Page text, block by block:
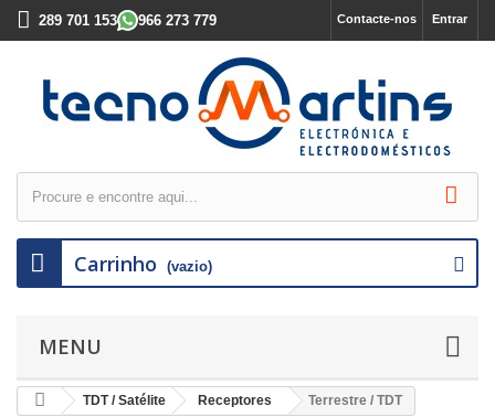
Entrar
Contacte-nos
289 701 153 966 273 779
Carrinho (vazio)
MENU
TDT / Satélite Receptores Terrestre / TDT